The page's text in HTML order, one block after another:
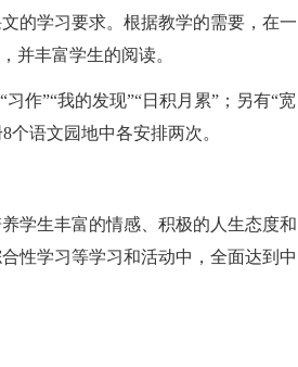
的学习要求。根据教学的需要，在一
并丰富学生的阅读。
作”“我的发现”“日积月累”；另有“宽
个语文园地中各安排两次。
学生丰富的情感、积极的人生态度和
性学习等学习和活动中，全面达到中